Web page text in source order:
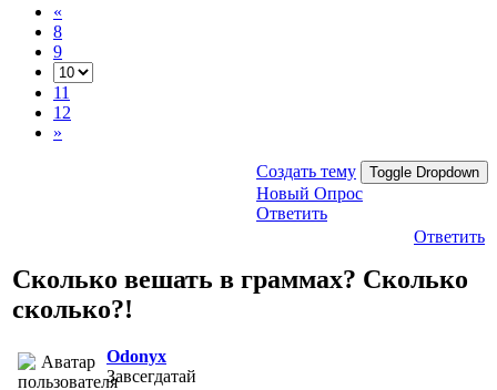
«
8
9
11
12
»
Создать тему Toggle Dropdown
Новый Опрос
Ответить
Ответить
Сколько вешать в граммах? Сколько
сколько?!
Odonyx
Завсегдатай